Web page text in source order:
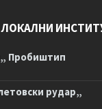
Пробиштип
рудар„